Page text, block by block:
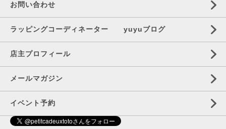
お問い合わせ
ラッピングコーディネーター yuyuブログ
店主プロフィール
メールマガジン
イベント予約